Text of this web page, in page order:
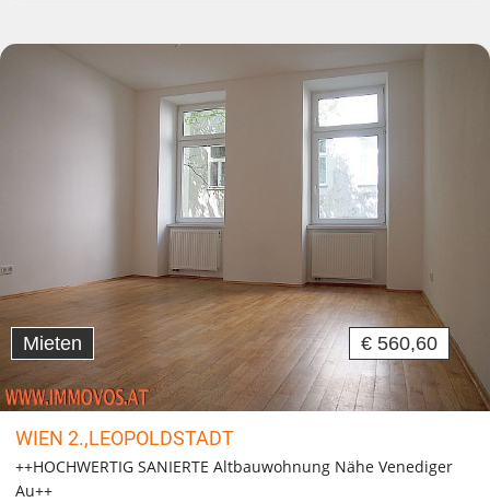
Mieten € 560,60
WIEN 2.,LEOPOLDSTADT
++HOCHWERTIG SANIERTE Altbauwohnung Nähe Venediger
Au++